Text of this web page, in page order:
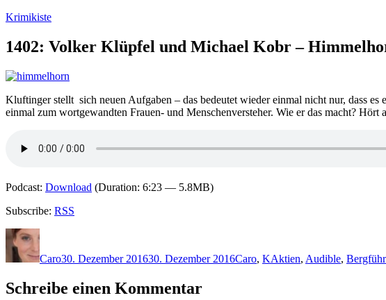
Zum
springen
Krimikiste
1402: Volker Klüpfel und Michael Kobr –
Kluftinger stellt sich neuen Aufgaben – das bedeutet wieder einmal nicht nur, dass
einmal zum wortgewandten Frauen- und Menschenversteher. Wie er das macht?
Podcast: Download (Duration: 6:23 — 5.8MB)
Subscribe: RSS
Autor
Caro30. Dezember 201630. Dezember 2016Caro, KAktien, Audible,
Schreibe einen Kommentar